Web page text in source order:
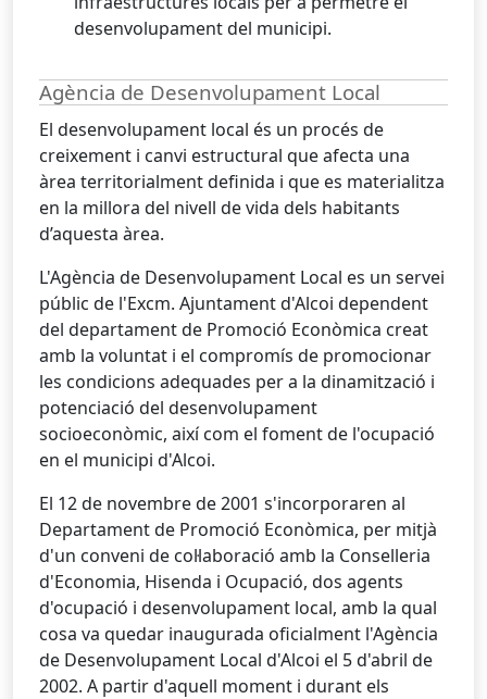
desenvolupament del municipi.
Agència de Desenvolupament Local
El desenvolupament local és un procés de
creixement i canvi estructural que afecta una
àrea territorialment definida i que es materialitza
en la millora del nivell de vida dels habitants
d’aquesta àrea.
L'Agència de Desenvolupament Local es un servei
públic de l'Excm. Ajuntament d'Alcoi dependent
del departament de Promoció Econòmica creat
amb la voluntat i el compromís de promocionar
les condicions adequades per a la dinamització i
potenciació del desenvolupament
socioeconòmic, així com el foment de l'ocupació
en el municipi d'Alcoi.
El 12 de novembre de 2001 s'incorporaren al
Departament de Promoció Econòmica, per mitjà
d'un conveni de col·laboració amb la Conselleria
d'Economia, Hisenda i Ocupació, dos agents
d'ocupació i desenvolupament local, amb la qual
cosa va quedar inaugurada oficialment l'Agència
de Desenvolupament Local d'Alcoi el 5 d'abril de
2002. A partir d'aquell moment i durant els